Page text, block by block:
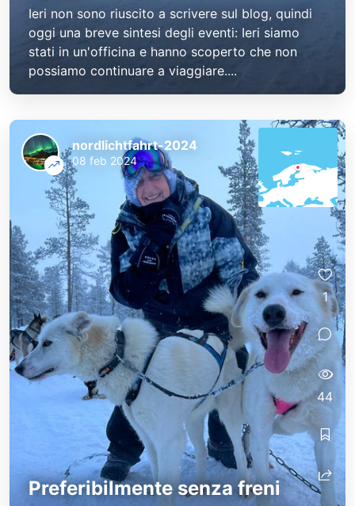
Ieri non sono riuscito a scrivere sul blog, quindi
oggi una breve sintesi degli eventi: Ieri siamo
stati in un'officina e hanno scoperto che non
possiamo continuare a viaggiare....
Preferibilmente senza freni
nordlichtfahrt-2024
08 feb 2024
1
44